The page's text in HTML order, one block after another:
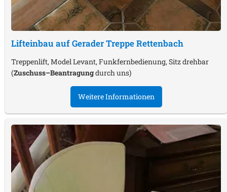
Lifteinbau auf Gerader TreppeRettenbach
Treppenlift, Model Levant, Funkfernbedienung, Sitz drehbar
(Zuschuss–Beantragungdurch uns)
Weitere Informationen